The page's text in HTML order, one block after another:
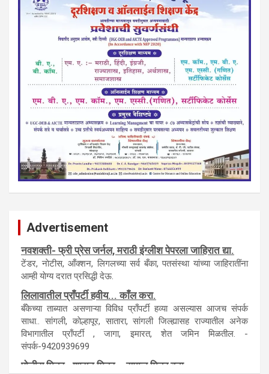
Advertisement
नवशक्ती- फ्री प्रेस जर्नल, मराठी इंग्लीश पेपरला जाहिरात द्या.
टेंडर, नाेटीस, आँक्शन, लिगलच्या सर्व बँका, पतसंस्था यांच्या जाहिरातींना
आम्ही याेग्य दरात प्रसिद्धी देऊ.
लिलावातील प्राँपर्टी हवीय... काँल करा.
बँकेच्या ताब्यात असणाऱ्या विविध प्राँपर्टी हव्या असल्यास आजच संपर्क
साधा.. सांगली, काेल्हापूर, सातारा, सांगली जिल्ह्यासह राज्यातील अनेक
विभागातील प्राँपर्टी , जागा, इमारत, शेत जमिन मिळतील. -
संपर्क-9420939699